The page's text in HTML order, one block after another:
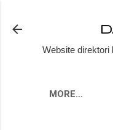
Website direktori
MORE…